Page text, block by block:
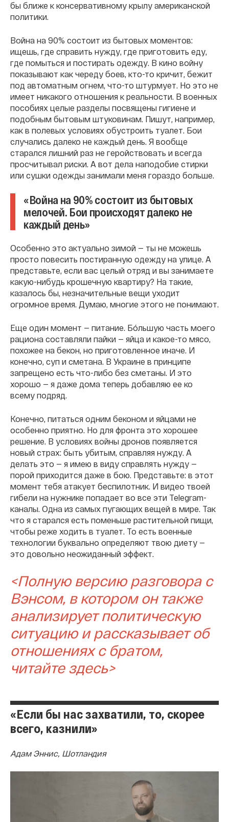
бы ближе к консервативному крылу американской
политики.
Война на 90% состоит из бытовых моментов:
ищешь, где справить нужду, где приготовить еду,
где помыться и постирать одежду. В кино войну
показывают как череду боев, кто-то кричит, бежит
под автоматным огнем, что-то штурмует. Но это не
имеет никакого отношения к реальности. В военных
пособиях целые разделы посвящены гигиене и
подобным бытовым штуковинам. Пишут, например,
как в полевых условиях обустроить туалет. Бои
случались далеко не каждый день. Я вообще
старался лишний раз не геройствовать и всегда
просчитывал риски. А вот дела наподобие стирки
или сушки одежды занимали меня гораздо больше.
«Война на 90% состоит из бытовых
мелочей. Бои происходят далеко не
каждый день»
Особенно это актуально зимой — ты не можешь
просто повесить постиранную одежду на улице. А
представьте, если вас целый отряд и вы занимаете
какую-нибудь крошечную квартиру? На такие,
казалось бы, незначительные вещи уходит
огромное время. Думаю, многие этого не понимают.
Еще один момент — питание. Бóльшую часть моего
рациона составляли пайки — яйца и какое-то мясо,
похожее на бекон, но приготовленное иначе. И
конечно, суп и сметана. В Украине в принципе
запрещено есть что-либо без сметаны. И это
хорошо — я даже дома теперь добавляю ее ко
всему подряд.
Конечно, питаться одним беконом и яйцами не
особенно приятно. Но для фронта это хорошее
решение. В условиях войны дронов появляется
новый страх: быть убитым, справляя нужду. А
делать это — я имею в виду справлять нужду —
порой приходится даже в бою. Представьте: в этот
момент тебя атакует беспилотник. И видео твоей
гибели на нужнике попадает во все эти Telegram-
каналы. Одна из самых пугающих вещей в мире. Так
что я старался есть поменьше растительной пищи,
чтобы реже ходить в туалет. То есть военные
технологии буквально определяют твою диету —
это довольно неожиданный эффект.
<Полную версию разговора с
Вэнсом, в котором он также
анализирует политическую
ситуацию и рассказывает об
отношениях с братом,
читайте здесь>
«Если бы нас захватили, то, скорее
всего, казнили»
Адам Эннис, Шотландия